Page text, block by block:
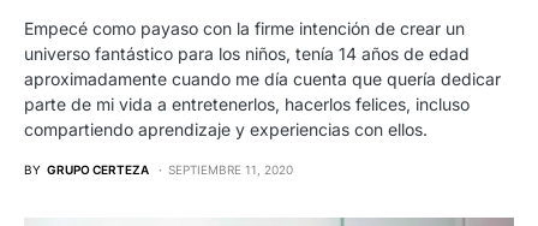
Empecé como payaso con la firme intención de crear un
universo fantástico para los niños, tenía 14 años de edad
aproximadamente cuando me día cuenta que quería dedicar
parte de mi vida a entretenerlos, hacerlos felices, incluso
compartiendo aprendizaje y experiencias con ellos.
BY GRUPO CERTEZA SEPTIEMBRE 11, 2020